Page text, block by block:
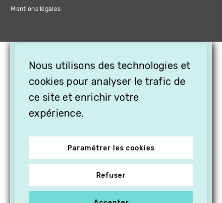
Mentions légales
Nous utilisons des technologies et
cookies pour analyser le trafic de
ce site et enrichir votre
expérience.
Paramétrer les cookies
Refuser
OFFREZ LA VIDÉO EN
CADEAU, ABONNEZ VOS
PROCHES À VITHÈQUE !